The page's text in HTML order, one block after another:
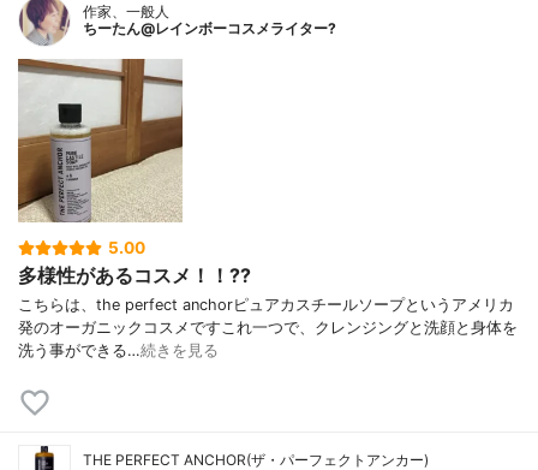
作家、一般人
ちーたん@レインボーコスメライター?
5.00
多様性があるコスメ！！??
こちらは、the perfect anchorピュアカスチールソープというアメリカ
発のオーガニックコスメですこれ一つで、クレンジングと洗顔と身体を
洗う事ができる…続きを見る
THE PERFECT ANCHOR(ザ・パーフェクトアンカー)